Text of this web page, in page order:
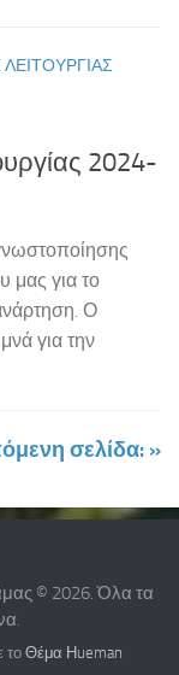
2024-
μας για το
Ο
για την
σελίδα: »
© 2026. Όλα τα
τοΘέμα Ηueman